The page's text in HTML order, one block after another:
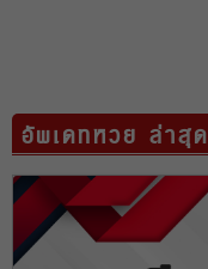
อัพเดทหวย ล่าสุด